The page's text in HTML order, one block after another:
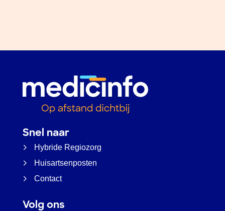
Snel naar
Hybride Regiozorg
Huisartsenposten
Contact
Volg ons